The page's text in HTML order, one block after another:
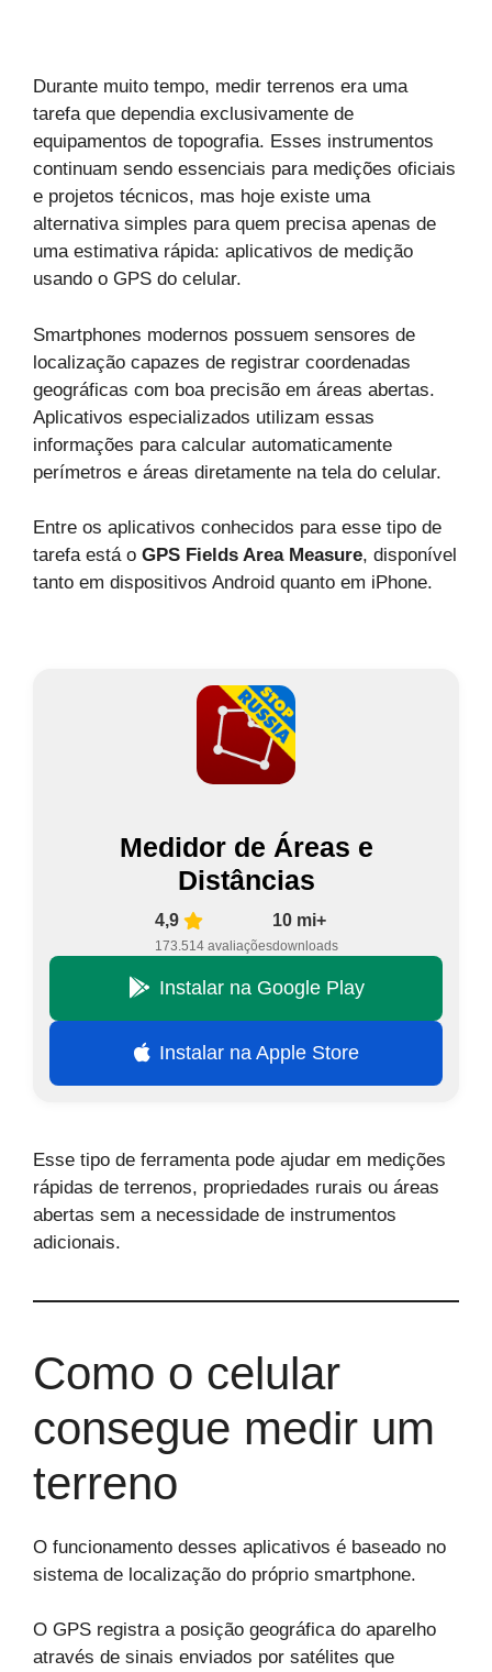
Durante muito tempo, medir terrenos era uma
tarefa que dependia exclusivamente de
equipamentos de topografia. Esses instrumentos
continuam sendo essenciais para medições oficiais
e projetos técnicos, mas hoje existe uma
alternativa simples para quem precisa apenas de
uma estimativa rápida: aplicativos de medição
usando o GPS do celular.
Smartphones modernos possuem sensores de
localização capazes de registrar coordenadas
geográficas com boa precisão em áreas abertas.
Aplicativos especializados utilizam essas
informações para calcular automaticamente
perímetros e áreas diretamente na tela do celular.
Entre os aplicativos conhecidos para esse tipo de
tarefa está o GPS Fields Area Measure, disponível
tanto em dispositivos Android quanto em iPhone.
Medidor de Áreas e
Distâncias
4,9
173.514 avaliações
10 mi+
downloads
Instalar na Google Play
Instalar na Apple Store
Esse tipo de ferramenta pode ajudar em medições
rápidas de terrenos, propriedades rurais ou áreas
abertas sem a necessidade de instrumentos
adicionais.
Como o celular
consegue medir um
terreno
O funcionamento desses aplicativos é baseado no
sistema de localização do próprio smartphone.
O GPS registra a posição geográfica do aparelho
através de sinais enviados por satélites que